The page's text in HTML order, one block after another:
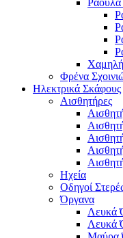
Ράουλα
Φρένα
Ηλεκτρικά Σκάφους
Αισθητήρες
Ηχεία
Οδηγοί
Όργανα
Λευκά
Λευκά